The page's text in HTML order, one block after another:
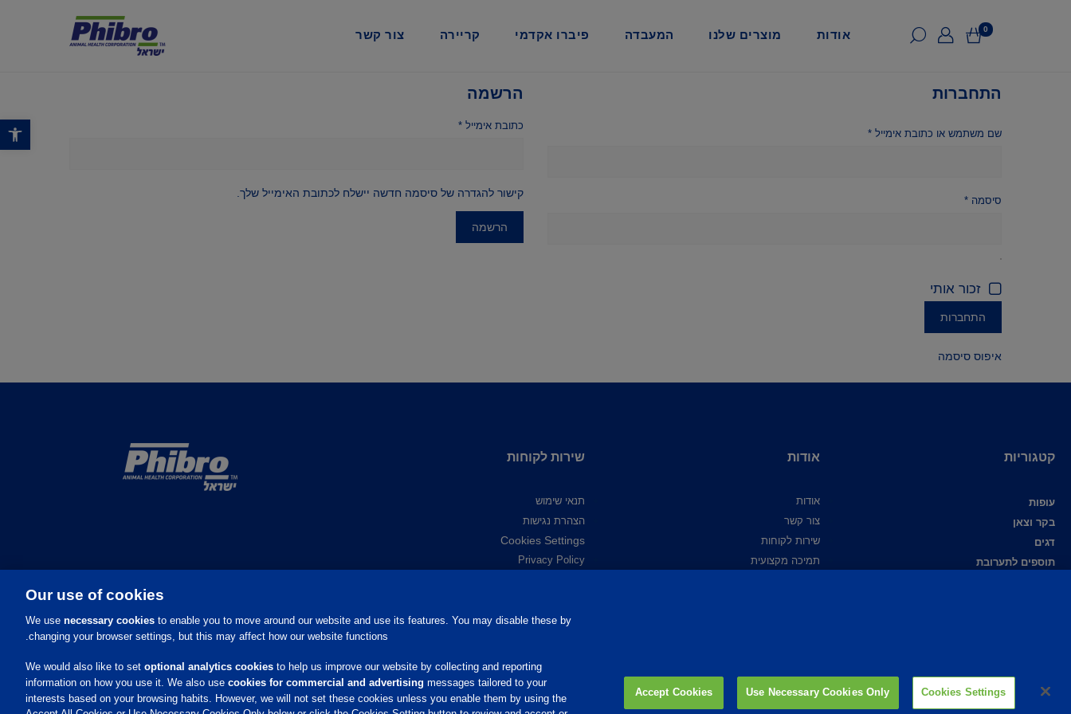
פתח סרגל נגישות
אודות מוצרים שלנו המעבדה פיברו אקדמי קריירה צור קשר 0
התחברות
שם משתמש או כתובת אימייל *
סיסמה *
זכור אותי
התחברות
איפוס סיסמה
הרשמה
כתובת אימייל *
קישור להגדרה של סיסמה חדשה יישלח לכתובת האימייל שלך.
הרשמה
קטגוריות
עופות
בקר וצאן
דגים
תוספים לתערובת
אודות
אודות
צור קשר
שירות לקוחות
תמיכה מקצועית
שירות לקוחות
תנאי שימוש
הצהרת נגישות
Cookies Settings
Privacy Policy
Our use of cookies
We use necessary cookies to enable you to move around our website and use its features. You may disable these by
changing your browser settings, but this may affect how our website functions.
We would also like to set optional analytics cookies to help us improve our website by collecting and reporting
information on how you use it. We also use cookies for commercial and advertising messages tailored to your
interests based on your browsing habits. However, we will not set these cookies unless you enable them by using the
Cookies Settings
Use Necessary Cookies Only
Accept Cookies